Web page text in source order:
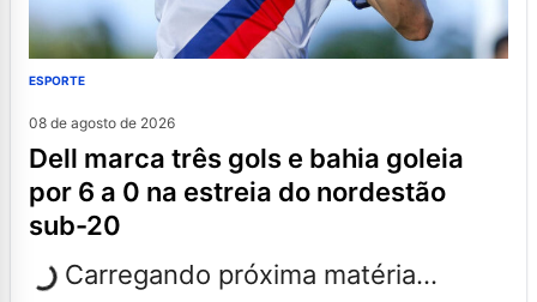
ESPORTE
08 de agosto de 2026
dell marca três gols e bahia goleia
por 6 a 0 na estreia do nordestão
sub-20
Carregando próxima matéria...